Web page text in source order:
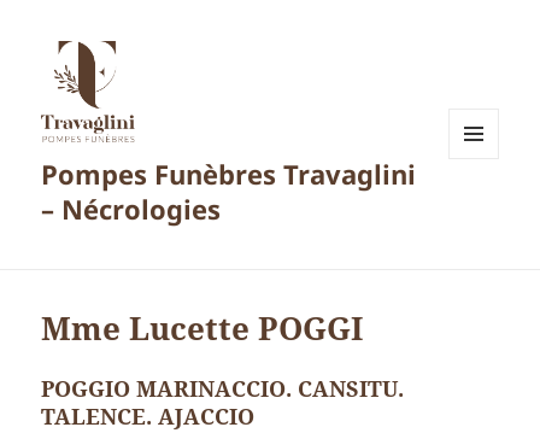
Pompes Funèbres Travaglini
– Nécrologies
Mme Lucette POGGI
POGGIO MARINACCIO. CANSITU.
TALENCE. AJACCIO